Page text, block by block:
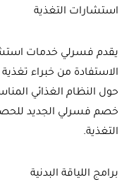
استشارات التغذية
يقدم فسرلي خدمات
الاستفادة من خبراء
حول النظام الغذائي
التغذية.
برامج اللياقة البدنية